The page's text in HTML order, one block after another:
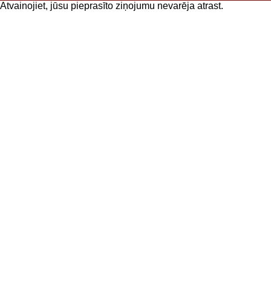
Atvainojiet, jūsu pieprasīto ziņojumu nevarēja atrast.